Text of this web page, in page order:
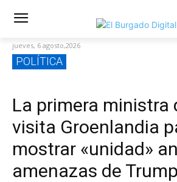
jueves, 6 agosto,2026
POLÍTICA
La primera ministra
visita Groenlandia
mostrar «unidad»
amenazas de Trump